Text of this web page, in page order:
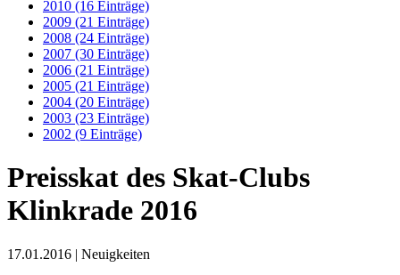
2010 (16 Einträge)
2009 (21 Einträge)
2008 (24 Einträge)
2007 (30 Einträge)
2006 (21 Einträge)
2005 (21 Einträge)
2004 (20 Einträge)
2003 (23 Einträge)
2002 (9 Einträge)
Preisskat des Skat-Clubs
Klinkrade 2016
17.01.2016 | Neuigkeiten